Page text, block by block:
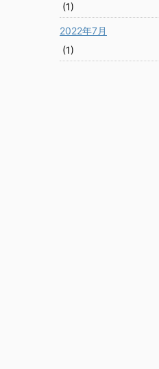
(1)
2022年7月
(1)